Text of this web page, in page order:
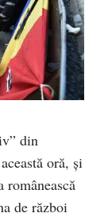
din
oră, şi
de război